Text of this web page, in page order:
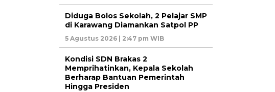
Diduga Bolos Sekolah, 2 Pelajar SMP
di Karawang Diamankan Satpol PP
5 Agustus 2026 | 2:47 pm WIB
Kondisi SDN Brakas 2
Memprihatinkan, Kepala Sekolah
Berharap Bantuan Pemerintah
Hingga Presiden